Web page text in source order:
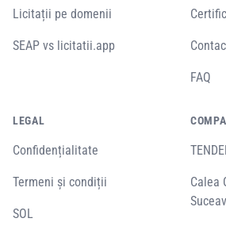
Licitații pe domenii
SEAP vs licitatii.app
FAQ
LEGAL
Confidențialitate
Termeni și condiții
SOL
Calea